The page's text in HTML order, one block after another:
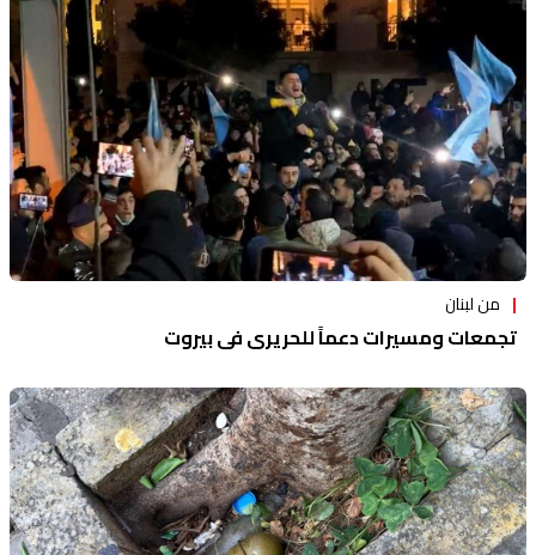
من لبنان
تجمعات ومسيرات دعماً للحريري في بيروت